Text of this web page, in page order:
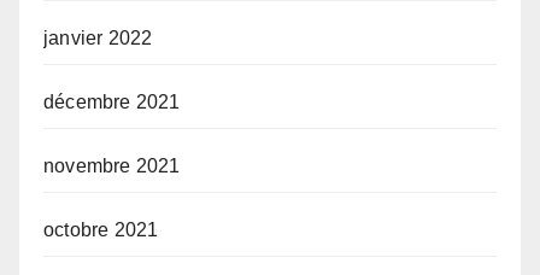
janvier 2022
décembre 2021
novembre 2021
octobre 2021